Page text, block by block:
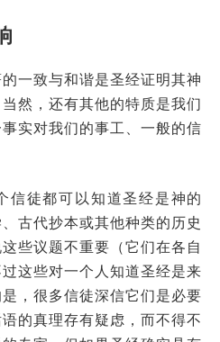
一致与和谐是圣经证明其神
然，还有其他的特质是我们
实对我们的事工、一般的信
信徒都可以知道圣经是神的
古代抄本或其他种类的历史
些议题不重要（它们在各自
这些对一个人知道圣经是来
，很多信徒深信它们是必要
的真理存有疑虑，而不得不